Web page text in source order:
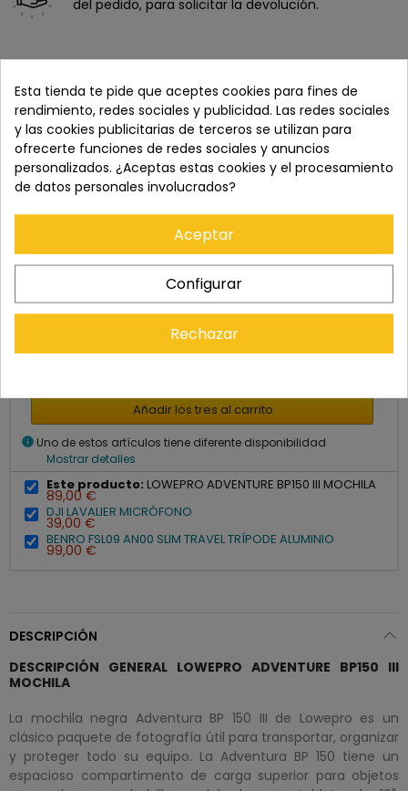
del pedido, para solicitar la devolución.
Comprados juntos habitualmente
Añadir los tres al carrito
info Uno de estos artículos tiene diferente disponibilidad
Mostrar detalles
Este producto: LOWEPRO ADVENTURE BP150 III MOCHILA
89,00 €
DJI LAVALIER MICRÓFONO
39,00 €
BENRO FSL09 AN00 SLIM TRAVEL TRÍPODE ALUMINIO
99,00 €
DESCRIPCIÓN
DESCRIPCIÓN GENERAL LOWEPRO ADVENTURE BP150 III
MOCHILA
La mochila negra Adventura BP 150 III de Lowepro es un
clásico paquete de fotografía útil para transportar, organizar
y proteger todo su equipo. La Adventura BP 150 tiene un
espacioso compartimento de carga superior para objetos
Esta tienda te pide que aceptes cookies para fines de
rendimiento, redes sociales y publicidad. Las redes sociales
y las cookies publicitarias de terceros se utilizan para
ofrecerte funciones de redes sociales y anuncios
personalizados. ¿Aceptas estas cookies y el procesamiento
de datos personales involucrados?
Aceptar
Configurar
Rechazar